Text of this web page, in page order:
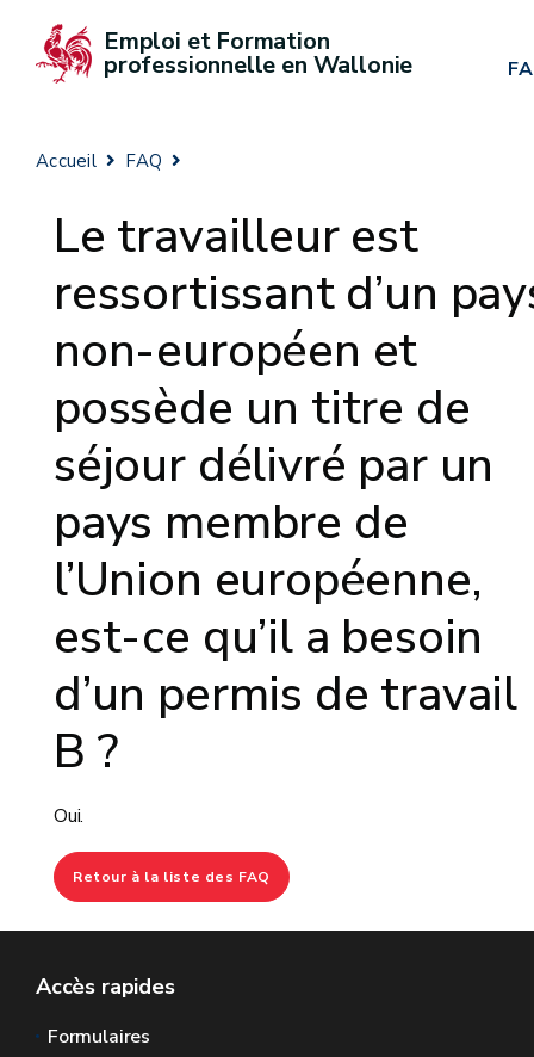
Emploi et Formation
professionnelle en Wallonie
Accueil FAQ
Le travailleur est
ressortissant d’un
non-européen et
possède un titre de
séjour délivré par un
pays membre de
l’Union européenne,
est-ce qu’il a besoin
d’un permis de travail
B ?
Oui.
Retour à la liste des FAQ
Accès rapides
Formulaires